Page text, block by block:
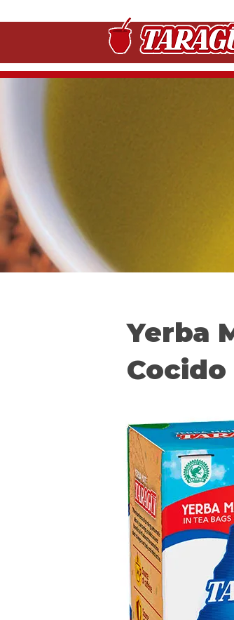
Yerba
Cocido